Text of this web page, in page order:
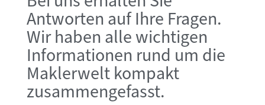
Antworten auf Ihre Fragen.
Wir haben alle wichtigen
Informationen rund um die
Maklerwelt kompakt
zusammengefasst.